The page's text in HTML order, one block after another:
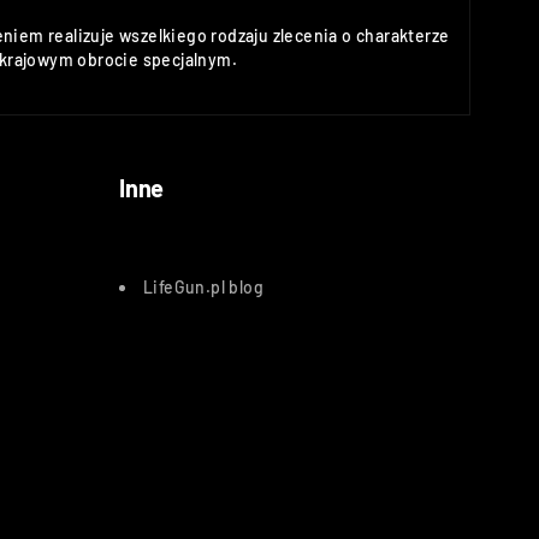
realizuje wszelkiego rodzaju zlecenia o charakterze
obrocie specjalnym.
Inne
LifeGun.pl blog